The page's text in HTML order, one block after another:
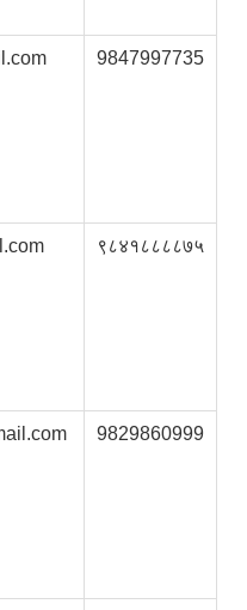
9847997735
९८४१८८८८७५
9829860999